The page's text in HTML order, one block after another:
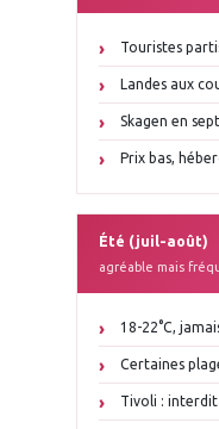
Touristes
Landes aux
Skagen en
Prix bas,
Été (juil-août)
agréable mais
18-22°C,
Certaines
Tivoli :